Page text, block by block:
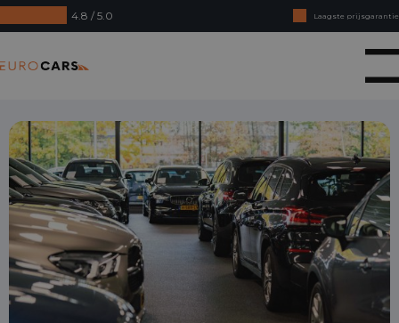
4.8 / 5.0
Laagste prijsgarantie
Online kopen, niet goed geld terug
Financial lease - Soepele acceptatie